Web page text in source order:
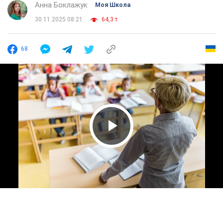
Анна Боклажук Моя Школа
30.11.2025 08:21 64,3 т.
68
Play Video